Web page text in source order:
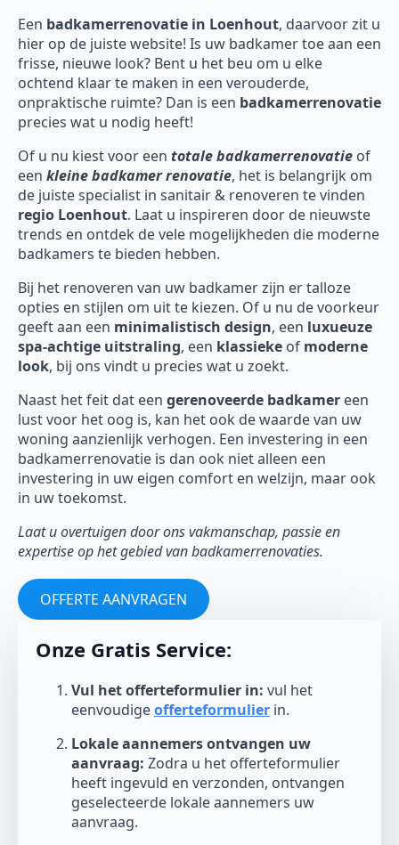
Een badkamerrenovatie in Loenhout, daarvoor zit u
hier op de juiste website! Is uw badkamer toe aan een
frisse, nieuwe look? Bent u het beu om u elke
ochtend klaar te maken in een verouderde,
onpraktische ruimte? Dan is een badkamerrenovatie
precies wat u nodig heeft!
Of u nu kiest voor een totale badkamerrenovatie of
een kleine badkamer renovatie, het is belangrijk om
de juiste specialist in sanitair & renoveren te vinden
regio Loenhout. Laat u inspireren door de nieuwste
trends en ontdek de vele mogelijkheden die moderne
badkamers te bieden hebben.
Bij het renoveren van uw badkamer zijn er talloze
opties en stijlen om uit te kiezen. Of u nu de voorkeur
geeft aan een minimalistisch design, een luxueuze
spa-achtige uitstraling, een klassieke of moderne
look, bij ons vindt u precies wat u zoekt.
Naast het feit dat een gerenoveerde badkamer een
lust voor het oog is, kan het ook de waarde van uw
woning aanzienlijk verhogen. Een investering in een
badkamerrenovatie is dan ook niet alleen een
investering in uw eigen comfort en welzijn, maar ook
in uw toekomst.
Laat u overtuigen door ons vakmanschap, passie en
expertise op het gebied van badkamerrenovaties.
OFFERTE AANVRAGEN
Onze Gratis Service:
Vul het offerteformulier in: vul het
eenvoudigeofferteformulier in.
Lokale aannemers ontvangen uw
aanvraag: Zodra u het offerteformulier
heeft ingevuld en verzonden, ontvangen
geselecteerde lokale aannemers uw
aanvraag.